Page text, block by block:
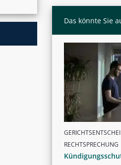
Das könnte Sie
RECHTSPRECHUNG